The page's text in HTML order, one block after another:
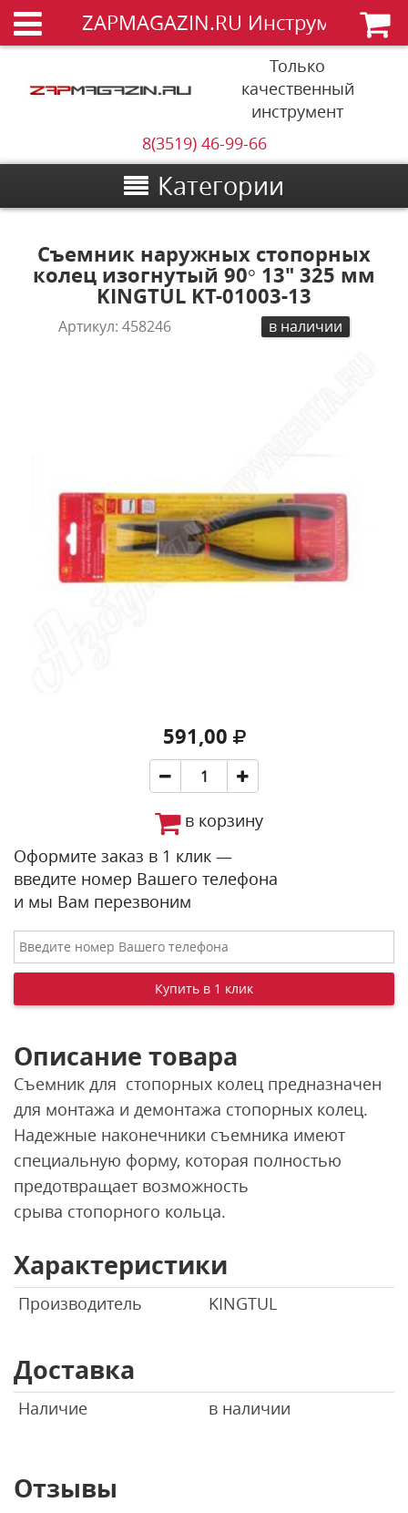
ZAPMAGAZIN.RU Инструменты
Только
качественный
инструмент
8(3519) 46-99-66
Категории
Съемник наружных стопорных
колец изогнутый 90° 13" 325 мм
KINGTUL KT-01003-13
Артикул:458246 в наличии
591,00
в корзину
Оформите заказ в 1 клик —
введите номер Вашего телефона
и мы Вам перезвоним
Описание товара
Съемник для стопорных колец предназначен
для монтажа и демонтажа стопорных колец.
Надежные наконечники съемника имеют
специальную форму, которая полностью
предотвращает возможность
срыва стопорного кольца.
Характеристики
Производитель KINGTUL
Доставка
Наличие в наличии
Отзывы